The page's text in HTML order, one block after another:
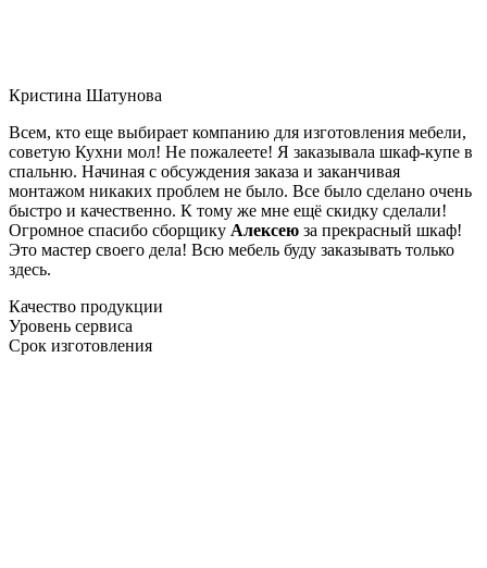
Кристина Шатунова
Всем, кто еще выбирает компанию для изготовления мебели,
советую Кухни мол! Не пожалеете! Я заказывала шкаф-купе в
спальню. Начиная с обсуждения заказа и заканчивая
монтажом никаких проблем не было. Все было сделано очень
быстро и качественно. К тому же мне ещё скидку сделали!
Огромное спасибо сборщику Алексею за прекрасный шкаф!
Это мастер своего дела! Всю мебель буду заказывать только
здесь.
Качество продукции
Уровень сервиса
Срок изготовления